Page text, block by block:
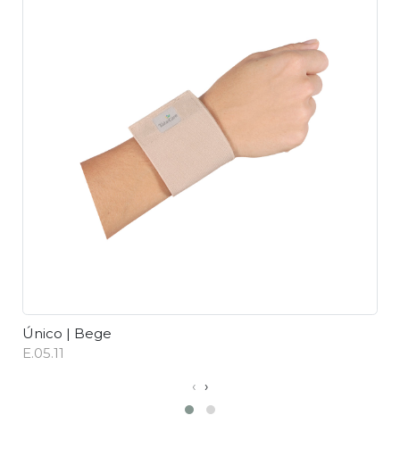
Único | Bege
E.05.11
‹ ›